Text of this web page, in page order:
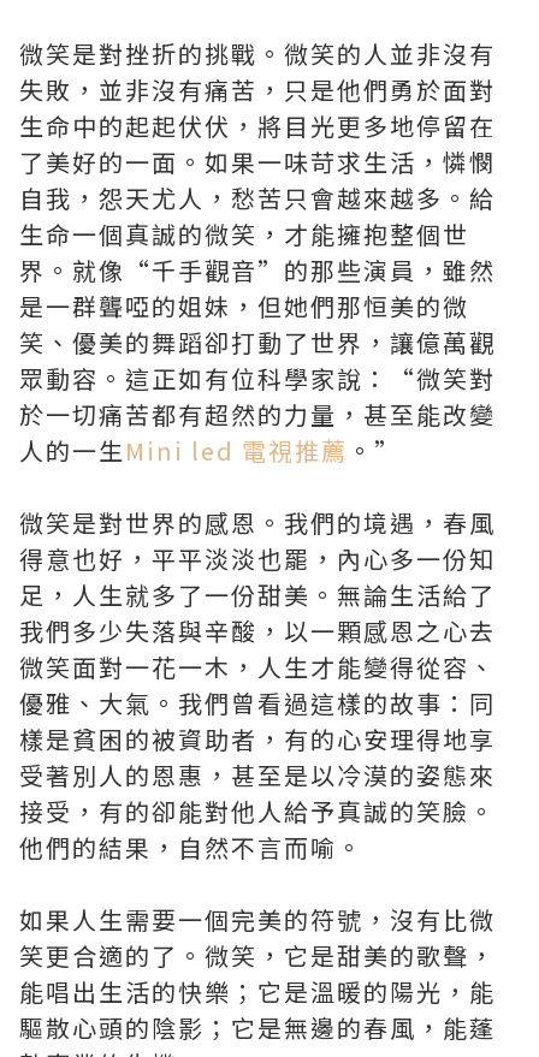
微笑是對挫折的挑戰。微笑的人並非沒有
失敗，並非沒有痛苦，只是他們勇於面對
生命中的起起伏伏，將目光更多地停留在
了美好的一面。如果一味苛求生活，憐憫
自我，怨天尤人，愁苦只會越來越多。給
生命一個真誠的微笑，才能擁抱整個世
界。就像“千手觀音”的那些演員，雖然
是一群聾啞的姐妹，但她們那恒美的微
笑、優美的舞蹈卻打動了世界，讓億萬觀
眾動容。這正如有位科學家說：“微笑對
於一切痛苦都有超然的力量，甚至能改變
人的一生Mini led 電視推薦 。”
微笑是對世界的感恩。我們的境遇，春風
得意也好，平平淡淡也罷，內心多一份知
足，人生就多了一份甜美。無論生活給了
我們多少失落與辛酸，以一顆感恩之心去
微笑面對一花一木，人生才能變得從容、
優雅、大氣。我們曾看過這樣的故事：同
樣是貧困的被資助者，有的心安理得地享
受著別人的恩惠，甚至是以冷漠的姿態來
接受，有的卻能對他人給予真誠的笑臉。
他們的結果，自然不言而喻。
如果人生需要一個完美的符號，沒有比微
笑更合適的了。微笑，它是甜美的歌聲，
能唱出生活的快樂；它是溫暖的陽光，能
驅散心頭的陰影；它是無邊的春風，能蓬